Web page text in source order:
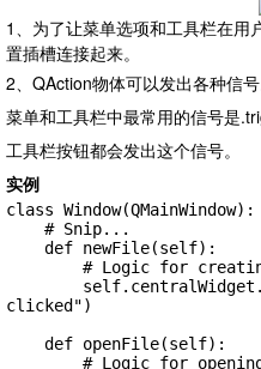
1、为了让菜单选项和工具栏在用
置插槽连接起来。
2、QAction物体可以发出各种信
菜单和工具栏中最常用的信号是
工具栏按钮都会发出这个信号。
实例
class Window(QMainWindow):
clicked")